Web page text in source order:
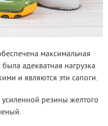
максимальная
адекватная нагрузка
и являются эти сапоги.
резины желтого